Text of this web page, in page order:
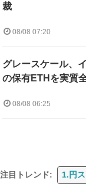
裁
08/08 07:20
グレースケール、
の保有ETHを実質
08/08 06:25
注目トレンド: 1.円